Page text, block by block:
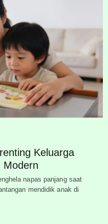
Keluarga
Modern
napas panjang saat
mendidik anak di